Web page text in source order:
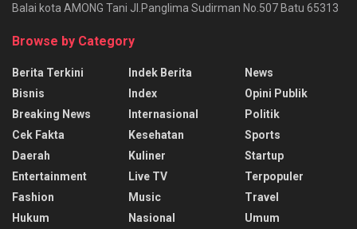
Balai kota AMONG Tani Jl.Panglima Sudirman No.507 Batu 65313
Browse by Category
Berita Terkini
Bisnis
Breaking News
Cek Fakta
Daerah
Entertainment
Fashion
Hukum
Indek Berita
Index
Internasional
Kesehatan
Kuliner
Live TV
Music
Nasional
News
Opini Publik
Politik
Sports
Startup
Terpopuler
Travel
Umum